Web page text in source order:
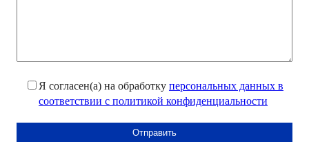
Я согласен(а) на обработку персональных данных в
соответствии с политикой конфиденциальности